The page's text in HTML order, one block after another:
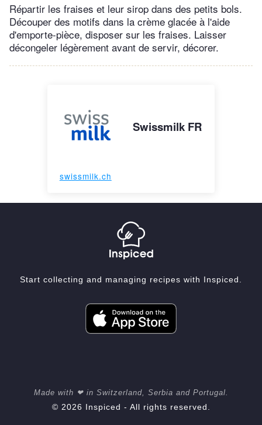
Répartir les fraises et leur sirop dans des petits bols.
Découper des motifs dans la crème glacée à l'aide
d'emporte-pièce, disposer sur les fraises. Laisser
décongeler légèrement avant de servir, décorer.
Swissmilk FR
swissmilk.ch
Start collecting and managing recipes with Inspiced.
Made with ❤ in Switzerland, Serbia and Portugal.
© 2026 Inspiced - All rights reserved.